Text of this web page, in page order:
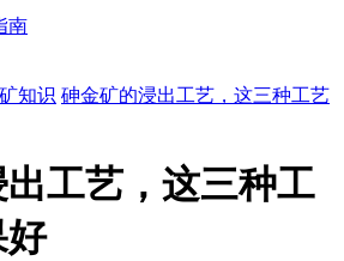
南
知识 砷金矿的浸出工艺，这三种工艺
工艺，这三种工
好